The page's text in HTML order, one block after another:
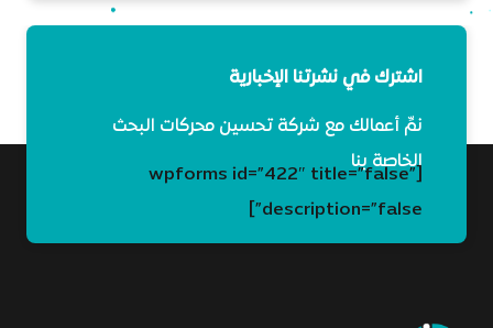
اشترك في نشرتنا الإخبارية
نمِّ أعمالك مع شركة تحسين محركات البحث
الخاصة بنا
[wpforms id=”422″ title=”false”
description=”false”]